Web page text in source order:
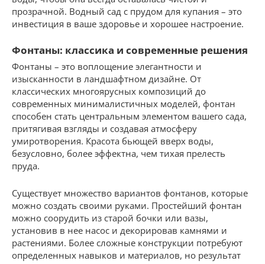
прозрачной. Водный сад с прудом для купания – это
инвестиция в ваше здоровье и хорошее настроение.
Фонтаны: классика и современные решения
Фонтаны – это воплощение элегантности и
изысканности в ландшафтном дизайне. От
классических многоярусных композиций до
современных минималистичных моделей, фонтан
способен стать центральным элементом вашего сада,
притягивая взгляды и создавая атмосферу
умиротворения. Красота бьющей вверх воды,
безусловно, более эффектна, чем тихая прелесть
пруда.
Существует множество вариантов фонтанов, которые
можно создать своими руками. Простейший фонтан
можно соорудить из старой бочки или вазы,
установив в нее насос и декорировав камнями и
растениями. Более сложные конструкции потребуют
определенных навыков и материалов, но результат